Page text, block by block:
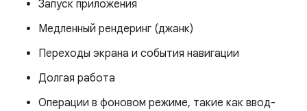
Запуск приложения
Медленный рендеринг (джанк)
Переходы экрана и события навигации
Долгая работа
Операции в фоновом режиме, такие как ввод-